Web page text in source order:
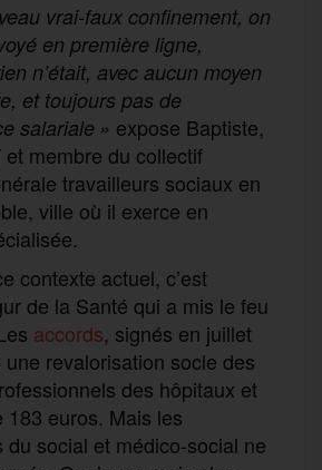
vrai-faux confinement, on
en première ligne,
n’était, avec aucun moyen
et toujours pas de
salariale » expose Baptiste,
et membre du collectif
travailleurs sociaux en
ville où il exerce en
contexte actuel, c’est
de la Santé qui a mis le feu
accords, signés en juillet
revalorisation socle des
des hôpitaux et
183 euros. Mais les
du social et médico-social ne